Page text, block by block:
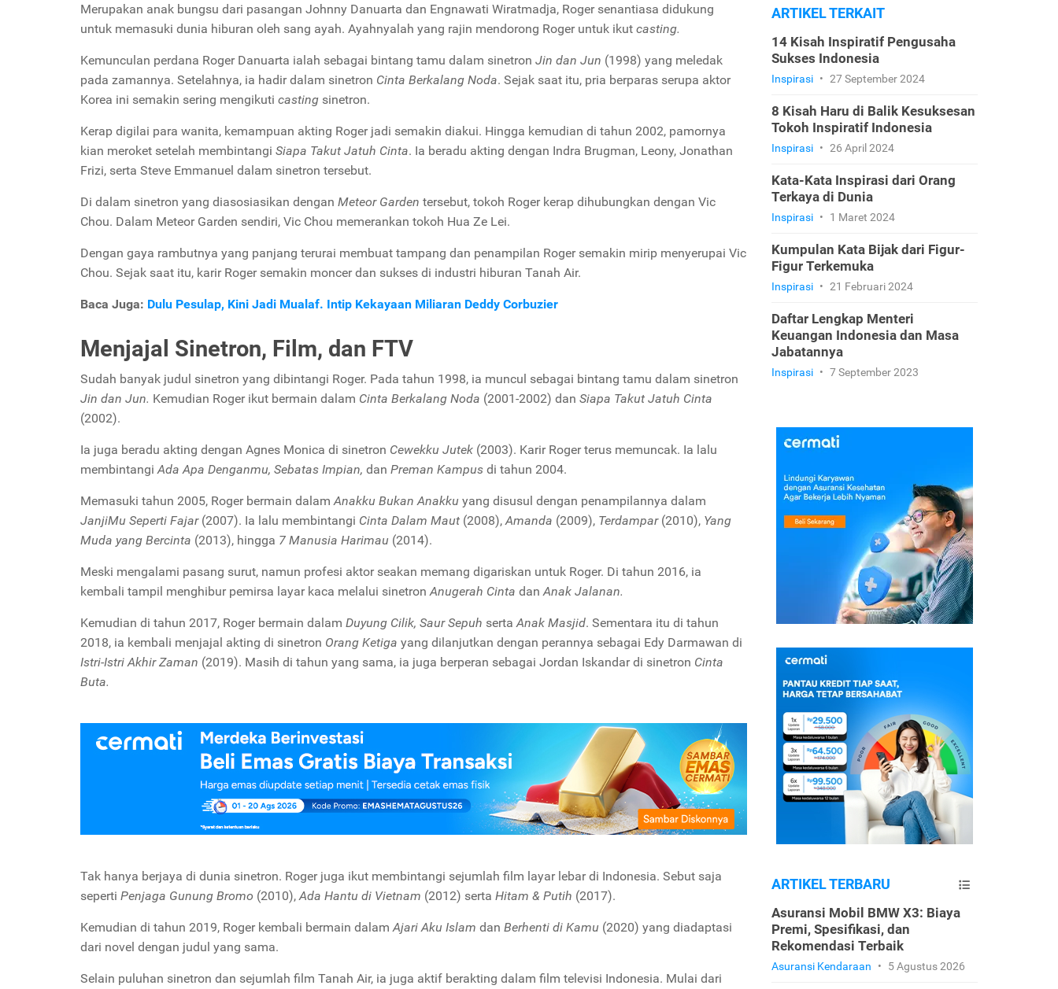
Merupakan anak bungsu dari pasangan Johnny Danuarta dan Engnawati Wiratmadja, Roger senantiasa didukung
untuk memasuki dunia hiburan oleh sang ayah. Ayahnyalah yang rajin mendorong Roger untuk ikut casting.
Kemunculan perdana Roger Danuarta ialah sebagai bintang tamu dalam sinetron Jin dan Jun (1998) yang meledak
pada zamannya. Setelahnya, ia hadir dalam sinetron Cinta Berkalang Noda. Sejak saat itu, pria berparas serupa aktor
Korea ini semakin sering mengikuti casting sinetron.
Kerap digilai para wanita, kemampuan akting Roger jadi semakin diakui. Hingga kemudian di tahun 2002, pamornya
kian meroket setelah membintangi Siapa Takut Jatuh Cinta. Ia beradu akting dengan Indra Brugman, Leony, Jonathan
Frizi, serta Steve Emmanuel dalam sinetron tersebut.
Di dalam sinetron yang diasosiasikan dengan Meteor Garden tersebut, tokoh Roger kerap dihubungkan dengan Vic
Chou. Dalam Meteor Garden sendiri, Vic Chou memerankan tokoh Hua Ze Lei.
Dengan gaya rambutnya yang panjang terurai membuat tampang dan penampilan Roger semakin mirip menyerupai Vic
Chou. Sejak saat itu, karir Roger semakin moncer dan sukses di industri hiburan Tanah Air.
Baca Juga: Dulu Pesulap, Kini Jadi Mualaf. Intip Kekayaan Miliaran Deddy Corbuzier
Menjajal Sinetron, Film, dan FTV
Sudah banyak judul sinetron yang dibintangi Roger. Pada tahun 1998, ia muncul sebagai bintang tamu dalam sinetron
Jin dan Jun. Kemudian Roger ikut bermain dalam Cinta Berkalang Noda (2001-2002) dan Siapa Takut Jatuh Cinta
(2002).
Ia juga beradu akting dengan Agnes Monica di sinetron Cewekku Jutek (2003). Karir Roger terus memuncak. Ia lalu
membintangiAda Apa Denganmu, Sebatas Impian, dan Preman Kampus di tahun 2004.
Memasuki tahun 2005, Roger bermain dalamAnakku Bukan Anakku yang disusul dengan penampilannya dalam
JanjiMu Seperti Fajar(2007). Ia lalu membintangi Cinta Dalam Maut (2008),Amanda (2009), Terdampar(2010), Yang
Muda yang Bercinta (2013), hingga 7 Manusia Harimau (2014).
Meski mengalami pasang surut, namun profesi aktor seakan memang digariskan untuk Roger. Di tahun 2016, ia
kembali tampil menghibur pemirsa layar kaca melalui sinetronAnugerah Cinta dan Anak Jalanan.
Kemudian di tahun 2017, Roger bermain dalam Duyung Cilik, Saur Sepuh sertaAnak Masjid. Sementara itu di tahun
2018, ia kembali menjajal akting di sinetron Orang Ketiga yang dilanjutkan dengan perannya sebagai Edy Darmawan di
Istri-Istri Akhir Zaman (2019). Masih di tahun yang sama, ia juga berperan sebagai Jordan Iskandar di sinetron Cinta
Buta.
Tak hanya berjaya di dunia sinetron. Roger juga ikut membintangi sejumlah film layar lebar di Indonesia. Sebut saja
seperti Penjaga Gunung Bromo (2010),Ada Hantu di Vietnam (2012) serta Hitam & Putih (2017).
Kemudian di tahun 2019, Roger kembali bermain dalamAjari Aku Islam dan Berhenti di Kamu (2020) yang diadaptasi
dari novel dengan judul yang sama.
Selain puluhan sinetron dan sejumlah film Tanah Air, ia juga aktif berakting dalam film televisi Indonesia. Mulai dari
ARTIKEL TERKAIT
14 Kisah Inspiratif Pengusaha
Sukses Indonesia
Inspirasi • 27 September 2024
8 Kisah Haru di Balik Kesuksesan
Tokoh Inspiratif Indonesia
Inspirasi • 26 April 2024
Kata-Kata Inspirasi dari Orang
Terkaya di Dunia
Inspirasi • 1 Maret 2024
Kumpulan Kata Bijak dari Figur-
Figur Terkemuka
Inspirasi • 21 Februari 2024
Daftar Lengkap Menteri
Keuangan Indonesia dan Masa
Jabatannya
Inspirasi • 7 September 2023
ARTIKEL TERBARU
Asuransi Mobil BMW X3: Biaya
Premi, Spesifikasi, dan
Rekomendasi Terbaik
Asuransi Kendaraan • 5 Agustus 2026